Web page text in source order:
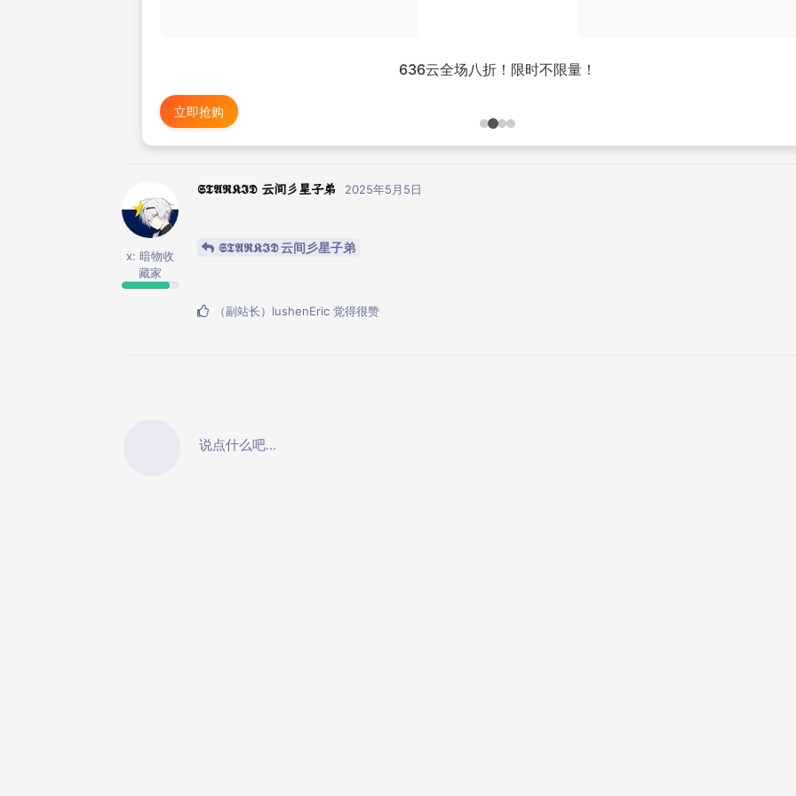
636云全场八折！限时不限量！
立即抢购
𝕾𝕿𝕬𝕽𝕶𝕴𝕯 云间彡星子弟
x: 暗物收
藏家
2025年5月5日
𝕾𝕿𝕬𝕽𝕶𝕴𝕯 云间彡星子弟
（副站长）lushenEric 觉得很赞
说点什么吧...